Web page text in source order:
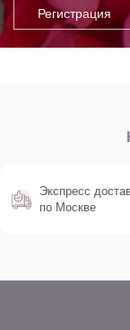
Экспресс
по Москве